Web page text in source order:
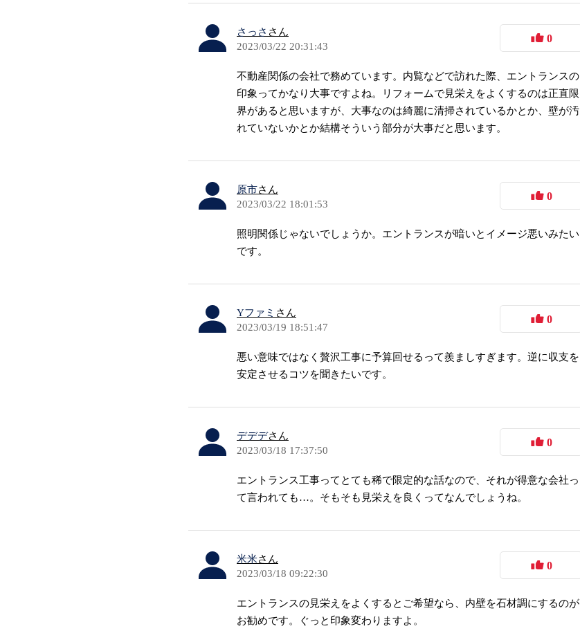
さっさ さん
2023/03/22 20:31:43
0
不動産関係の会社で務めています。内覧などで訪れた際、エントランスの
印象ってかなり大事ですよね。リフォームで見栄えをよくするのは正直限
界があると思いますが、大事なのは綺麗に清掃されているかとか、壁が汚
れていないかとか結構そういう部分が大事だと思います。
原市さん
2023/03/22 18:01:53
0
照明関係じゃないでしょうか。エントランスが暗いとイメージ悪いみたい
です。
Yファミ さん
2023/03/19 18:51:47
0
悪い意味ではなく贅沢工事に予算回せるって羨ましすぎます。逆に収支を
安定させるコツを聞きたいです。
デデデさん
2023/03/18 17:37:50
0
エントランス工事ってとても稀で限定的な話なので、それが得意な会社っ
て言われても…。そもそも見栄えを良くってなんでしょうね。
米米さん
2023/03/18 09:22:30
0
エントランスの見栄えをよくするとご希望なら、内壁を石材調にするのが
お勧めです。ぐっと印象変わりますよ。